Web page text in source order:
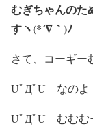
むぎちゃんのた
すヽ(*´∇｀)ﾉ
さて、コーギー
UﾟДﾟU なのよ
UﾟДﾟU むむむ